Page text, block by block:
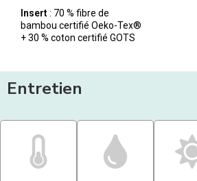
Insert: 70 % fibre de
bambou certifié Oeko-Tex®
+ 30 % coton certifié GOTS
Entretien